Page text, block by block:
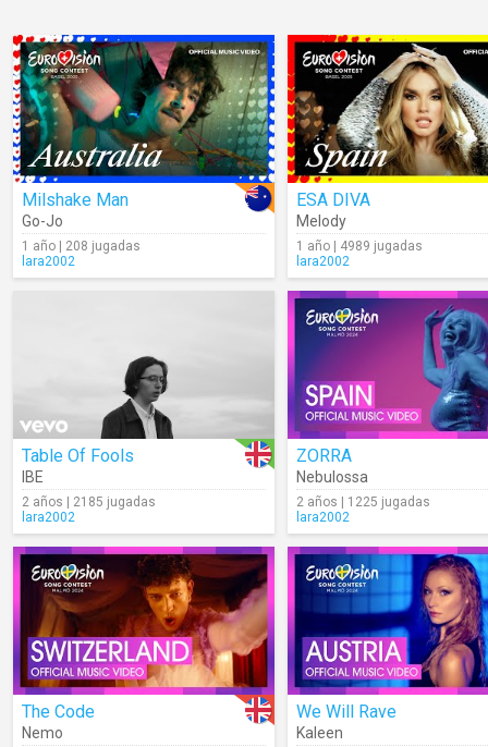
Milshake Man
Go-Jo
1 año | 208 jugadas
lara2002
ESA DIVA
Melody
1 año | 4989 jugadas
lara2002
Table Of Fools
IBE
2 años | 2185 jugadas
lara2002
ZORRA
Nebulossa
2 años | 1225 jugadas
lara2002
The Code
Nemo
We Will Rave
Kaleen